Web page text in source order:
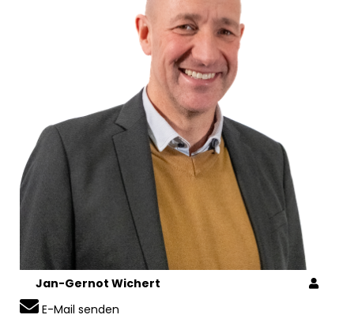
Jan-Gernot Wichert
E-Mail senden